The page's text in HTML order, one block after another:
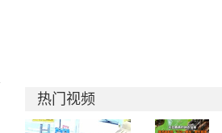
热门视频